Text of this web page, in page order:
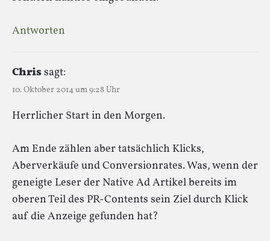
Antworten
Chrissagt:
10. Oktober 2014 um 9:28 Uhr
Herrlicher Start in den Morgen.
Am Ende zählen aber tatsächlich Klicks,
Aberverkäufe und Conversionrates. Was, wenn der
geneigte Leser der Native Ad Artikel bereits im
oberen Teil des PR-Contents sein Ziel durch Klick
auf die Anzeige gefunden hat?